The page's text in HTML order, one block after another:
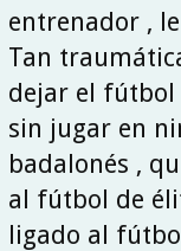
entrenador ,
Tan
dejar el fútbol
sin jugar en
badalonés ,
al fútbol de
ligado al